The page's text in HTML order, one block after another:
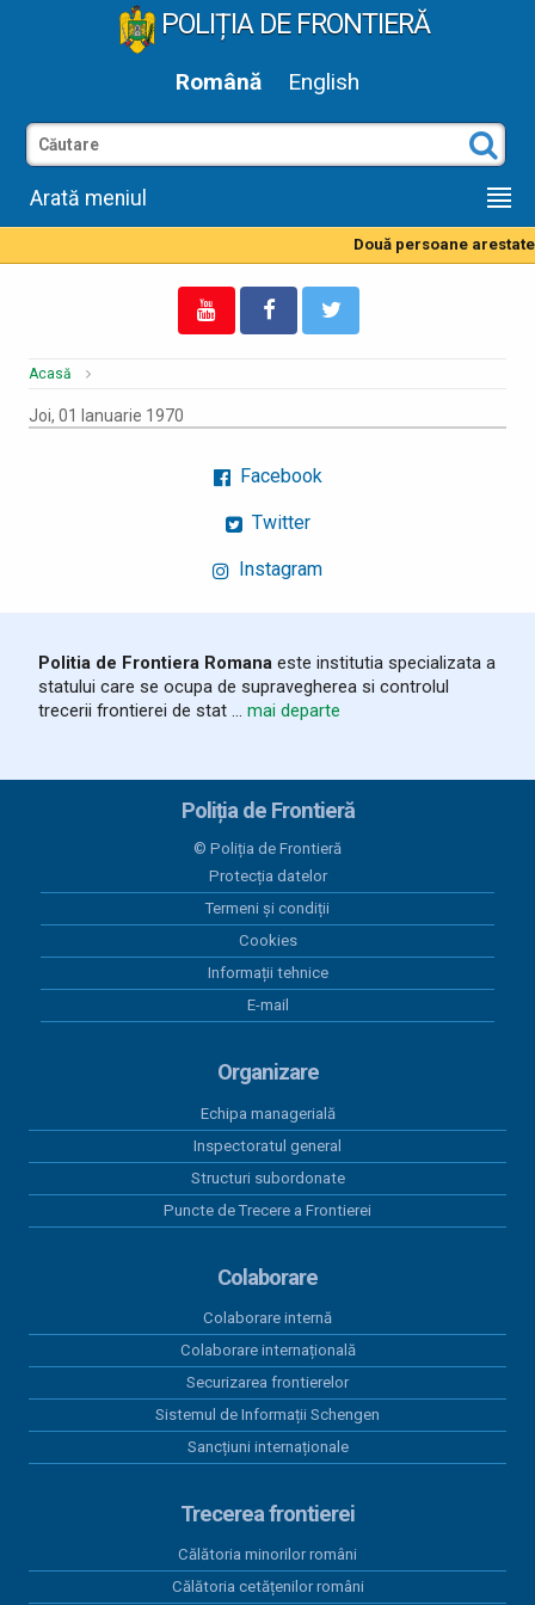
POLIȚIA DE FRONTIERĂ
Română English
Arată meniul
Două persoane
Acasă
Joi, 01 Ianuarie 1970
Facebook
Twitter
Instagram
Politia de Frontiera Romana este institutia specializata a
statului care se ocupa de supravegherea si controlul
trecerii frontierei de stat ... mai departe
Poliția de Frontieră
© Poliția de Frontieră
Protecția datelor
Termeni și condiții
Cookies
Informații tehnice
E-mail
Organizare
Echipa managerială
Inspectoratul general
Structuri subordonate
Puncte de Trecere a Frontierei
Colaborare
Colaborare internă
Colaborare internațională
Securizarea frontierelor
Sistemul de Informații Schengen
Sancțiuni internaționale
Trecerea frontierei
Călătoria minorilor români
Călătoria cetățenilor români